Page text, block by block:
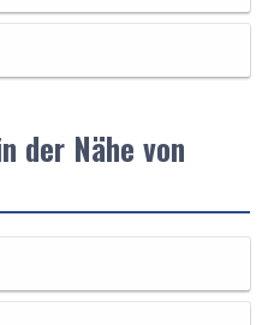
der Nähe von